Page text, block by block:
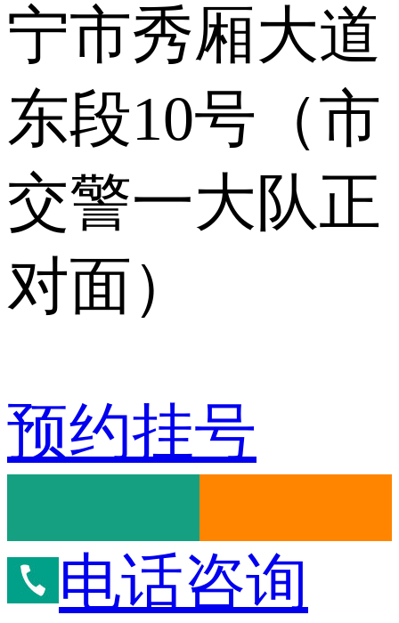
宁市秀厢大道
东段10号（市
交警一大队正
对面）
预约挂号
电话咨询